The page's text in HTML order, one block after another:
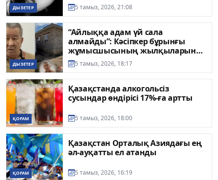
ДЫЗЕТЕР 5 тамыз, 2026, 21:08
ДЫЗЕТЕР
“Айлыққа адам үй сала
алмайды”: Кәсіпкер бұрынғы
жұмысшысының жылқыларын
ұрлағанына сенімді
5 тамыз, 2026, 18:17
ҚОҒАМ
Қазақстанда алкогольсіз
сусындар өндірісі 17%-ға артты
5 тамыз, 2026, 18:00
ҚОҒАМ
Қазақстан Орталық Азиядағы ең
әл-ауқатты ел атанды
5 тамыз, 2026, 16:19